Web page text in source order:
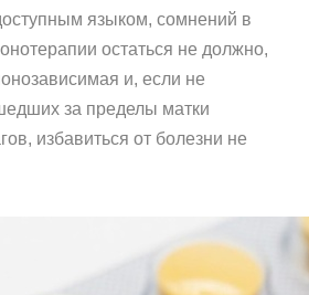
языком, сомнений в
остаться не должно,
и, если не
за пределы матки
избавиться от болезни не